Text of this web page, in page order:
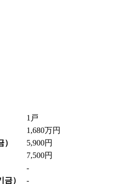
1戸
1,680万円
）
5,900円
7,500円
-
금）
-